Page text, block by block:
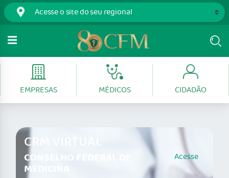
EMPRESAS MÉDICOS CIDADÃO
CRM VIRTUAL
CONSELHO FEDERAL DE
MEDICINA
Acesse